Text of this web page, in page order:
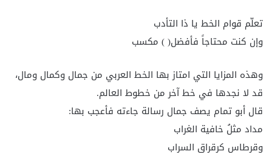
تعلّم قوام الخط يا ذا التأدب
وإن كنت محتاجاً فأفضل( ) مكسب
وهذه المزايا التي امتاز بها الخط العربي من جمال وكمال ومال،
قد لا نجدها في خط آخر من خطوط العالم.
قال أبو تمام يصف جمال رسالة جاءته فأعجب بها:
مداد مثلُ خافية الغراب
وقرطاس كرقراق السراب